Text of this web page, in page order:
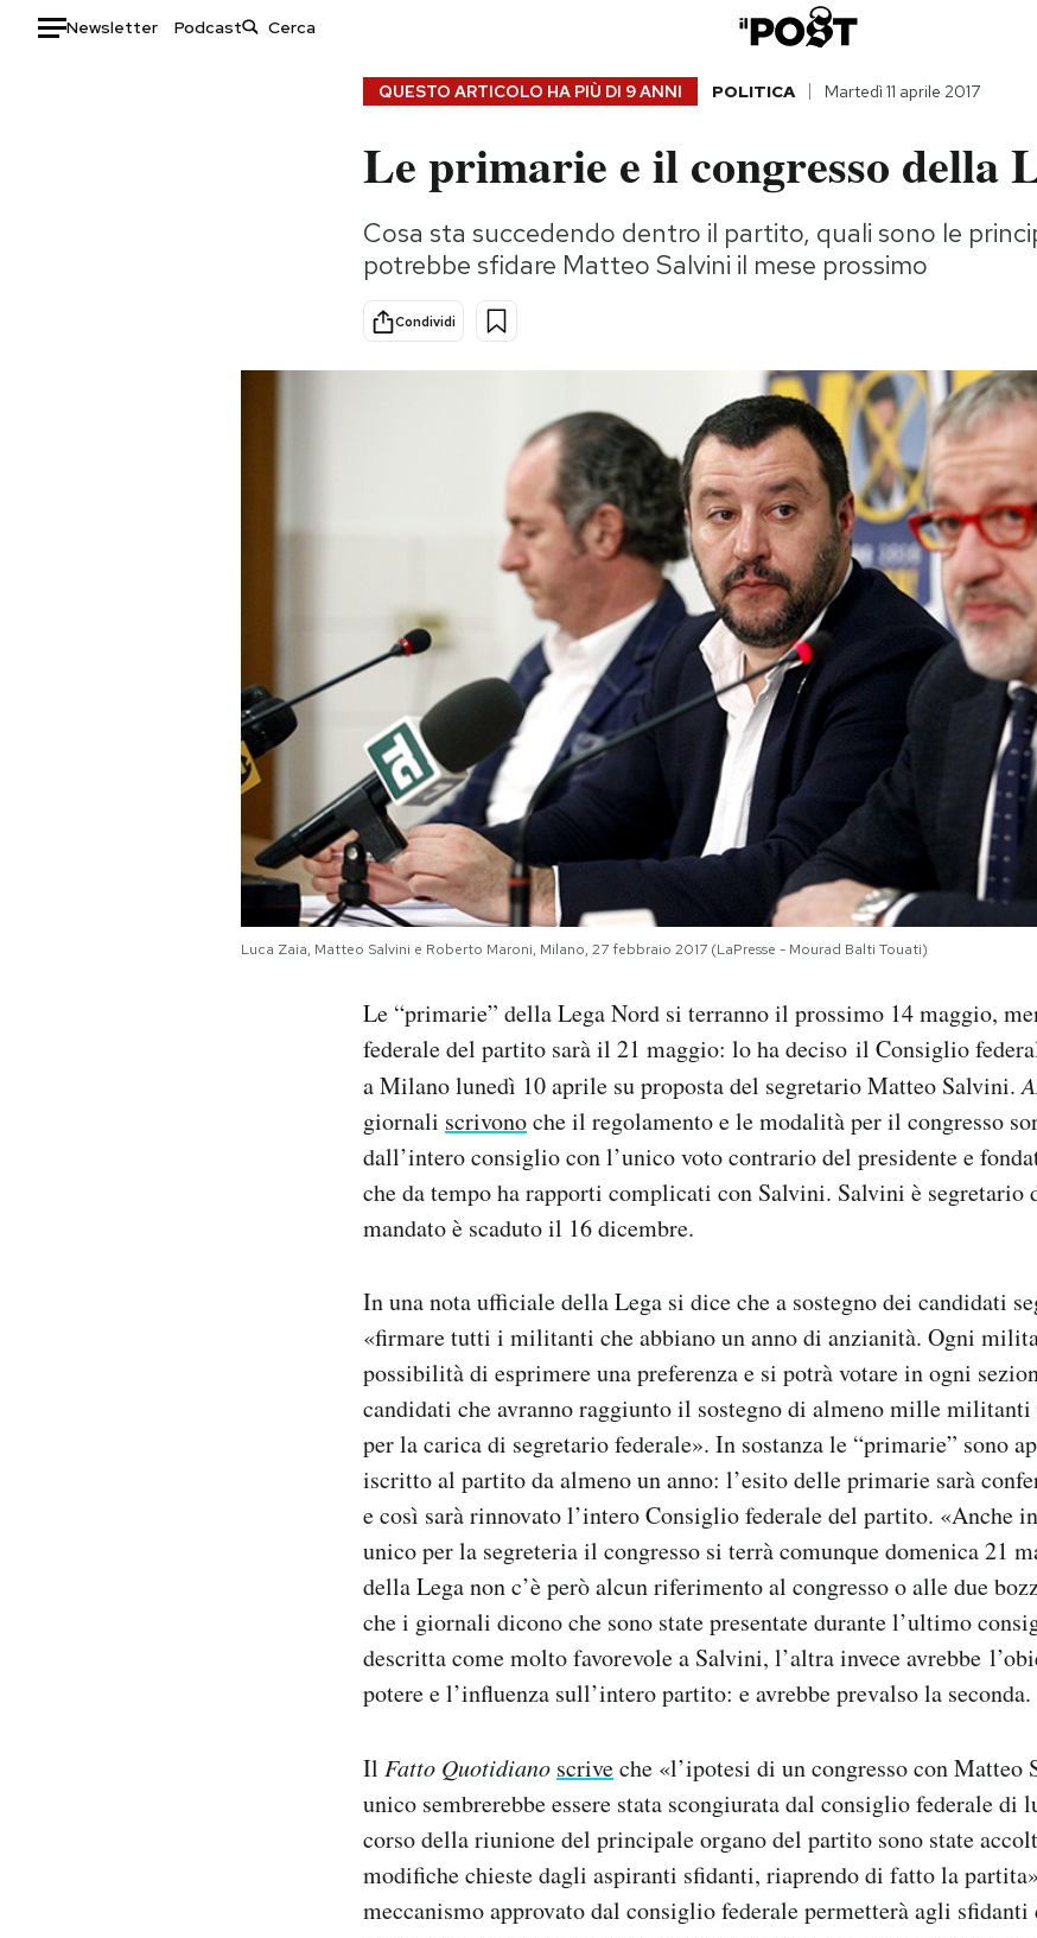
Newsletter Podcast
Consumismi
Storie/Idee
Ok Boomer!
Media
QUESTO ARTICOLO HA PIÙ DI 9 ANNI POLITICA Martedì 11 aprile 2017
Le primarie e il congresso della
Cosa sta succedendo dentro il partito, quali sono le
potrebbe sfidare Matteo Salvini il mese prossimo
Condividi
Luca Zaia, Matteo Salvini e Roberto Maroni, Milano, 27 febbraio 2017 (LaPresse - Mourad Balti Touati)
Le “primarie” della Lega Nord si terranno il prossimo 14 maggio,
federale del partito sarà il 21 maggio: lo ha deciso il Consiglio
a Milano lunedì 10 aprile su proposta del segretario Matteo Salvini.
giornali scrivonoche il regolamento e le modalità per il congresso
dall’intero consiglio con l’unico voto contrario del presidente e
che da tempo ha rapporti complicati con Salvini. Salvini è segretario
mandato è scaduto il 16 dicembre.
In una nota ufficiale della Lega si dice che a sostegno dei candidati
«firmare tutti i militanti che abbiano un anno di anzianità. Ogni
possibilità di esprimere una preferenza e si potrà votare in ogni
candidati che avranno raggiunto il sostegno di almeno mille militanti
per la carica di segretario federale». In sostanza le “primarie” sono
iscritto al partito da almeno un anno: l’esito delle primarie sarà
e così sarà rinnovato l’intero Consiglio federale del partito. «Anche
unico per la segreteria il congresso si terrà comunque domenica 21
della Lega non c’è però alcun riferimento al congresso o alle due
che i giornali dicono che sono state presentate durante l’ultimo
descritta come molto favorevole a Salvini, l’altra invece avrebbe
potere e l’influenza sull’intero partito: e avrebbe prevalso la seconda.
Il Fatto Quotidiano scriveche «l’ipotesi di un congresso con Matteo
unico sembrerebbe essere stata scongiurata dal consiglio federale di
corso della riunione del principale organo del partito sono state
modifiche chieste dagli aspiranti sfidanti, riaprendo di fatto la
meccanismo approvato dal consiglio federale permetterà agli